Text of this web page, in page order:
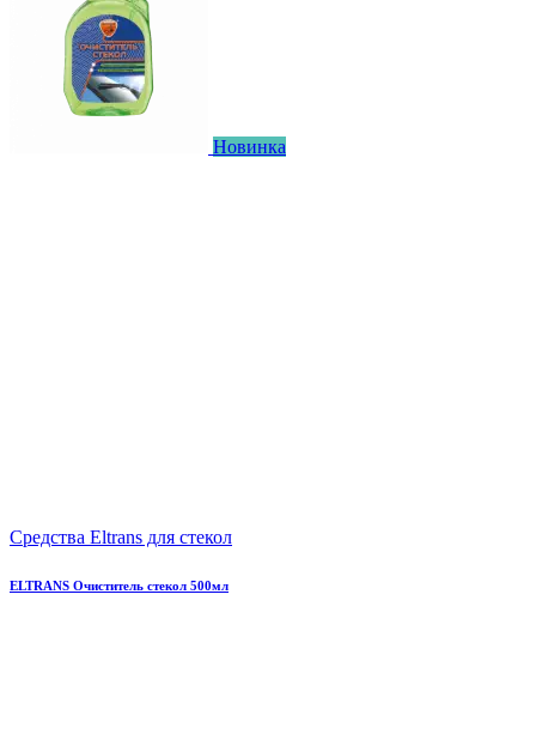
Новинка
Средства Eltrans для стекол
ELTRANS Очиститель стекол 500мл